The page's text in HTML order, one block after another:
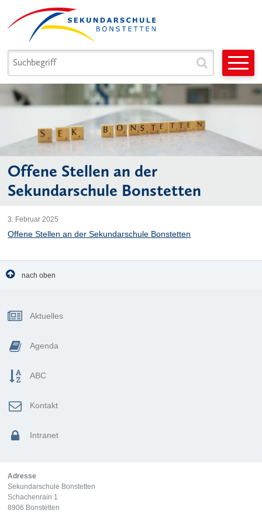
Navigieren in Sek. Bonstetten
Schnellnavigation
Suchbegriff Suche
Hauptnavigation
Offene Stellen an der
Sekundarschule Bonstetten
3. Februar 2025
Offene Stellen an der Sekundarschule Bonstetten
nach oben
Sidebar
Aktuelles
Agenda
ABC
Kontakt
Intranet
Adresse
Sekundarschule Bonstetten
Schachenrain 1
8906 Bonstetten